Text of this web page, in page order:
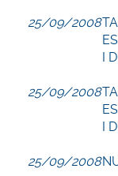
25/09/2008
I
25/09/2008
I
25/09/2008